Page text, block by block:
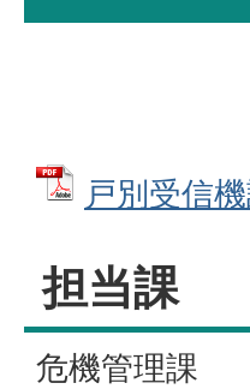
戸別受信
担当課
危機管理課